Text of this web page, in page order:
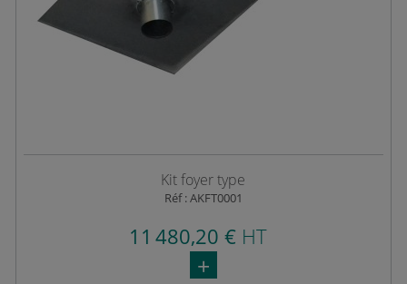
Kit foyer type
Réf : AKFT0001
11 480,20 €HT